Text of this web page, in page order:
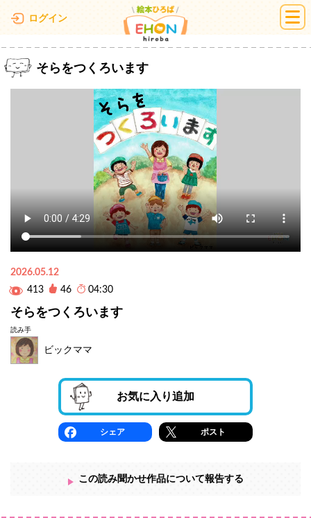
ログイン 絵本ひろば
そらをつくろいます
2026.05.12
413
46 04:30
そらをつくろいます
読み手
ビックママ
お気に入り追加
シェア ポスト
この読み聞かせ作品について報告する